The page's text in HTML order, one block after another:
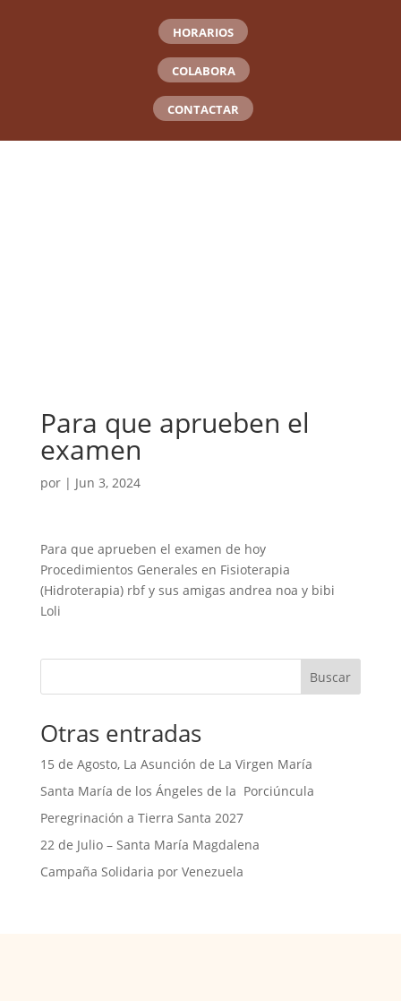
HORARIOS
COLABORA
CONTACTAR
Para que aprueben el
examen
por | Jun 3, 2024
Para que aprueben el examen de hoy
Procedimientos Generales en Fisioterapia
(Hidroterapia) rbf y sus amigas andrea noa y bibi
Loli
Buscar
Otras entradas
15 de Agosto, La Asunción de La Virgen María
Santa María de los Ángeles de la Porciúncula
Peregrinación a Tierra Santa 2027
22 de Julio – Santa María Magdalena
Campaña Solidaria por Venezuela